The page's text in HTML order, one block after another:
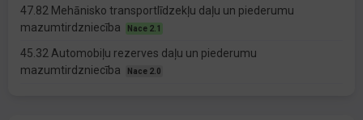
47.82 Mehānisko transportlīdzekļu daļu un piederumu
mazumtirdzniecība
Nace 2.1
45.32 Automobiļu rezerves daļu un piederumu
mazumtirdzniecība
Nace 2.0